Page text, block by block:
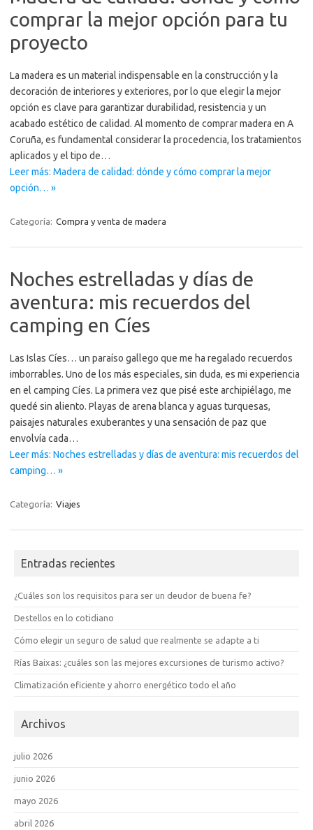
comprar la mejor opción para tu
proyecto
La madera es un material indispensable en la construcción y la
decoración de interiores y exteriores, por lo que elegir la mejor
opción es clave para garantizar durabilidad, resistencia y un
acabado estético de calidad. Al momento de comprar madera en A
Coruña, es fundamental considerar la procedencia, los tratamientos
aplicados y el tipo de…
Leer más: Madera de calidad: dónde y cómo comprar la mejor
opción… »
Categoría: Compra y venta de madera
Noches estrelladas y días de
aventura: mis recuerdos del
camping en Cíes
Las Islas Cíes… un paraíso gallego que me ha regalado recuerdos
imborrables. Uno de los más especiales, sin duda, es mi experiencia
en el camping Cíes. La primera vez que pisé este archipiélago, me
quedé sin aliento. Playas de arena blanca y aguas turquesas,
paisajes naturales exuberantes y una sensación de paz que
envolvía cada…
Leer más: Noches estrelladas y días de aventura: mis recuerdos del
camping… »
Categoría: Viajes
Entradas recientes
¿Cuáles son los requisitos para ser un deudor de buena fe?
Destellos en lo cotidiano
Cómo elegir un seguro de salud que realmente se adapte a ti
Rías Baixas: ¿cuáles son las mejores excursiones de turismo activo?
Climatización eficiente y ahorro energético todo el año
Archivos
julio 2026
junio 2026
mayo 2026
abril 2026